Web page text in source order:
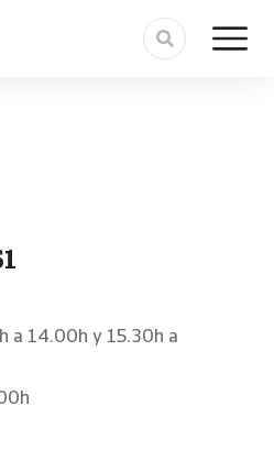
a 14.00h y 15.30h a